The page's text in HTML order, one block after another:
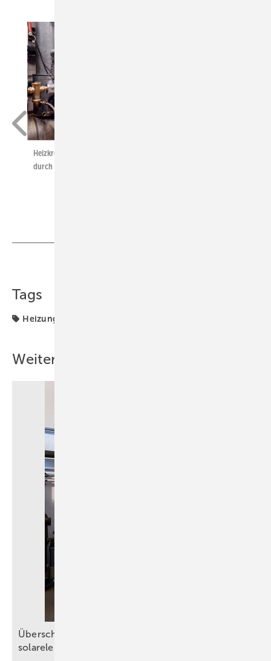
Heizkreis um Heizkreis wurde im Umlaufverfahren entsalzt und
durch das Harz gefiltert.
Tags
Heizung
Weitere Inhalte
Ü berschüssigen PV-Strom nutzen: Heizstäbe zur
solarelektrischen